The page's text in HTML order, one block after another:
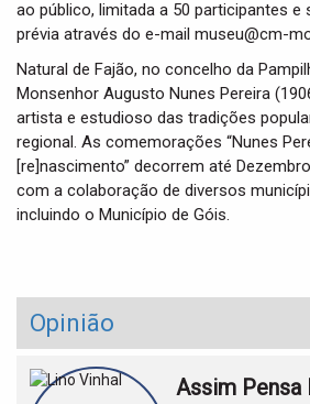
ao público, limitada a 50 participantes e
prévia através do e-mail museu@cm-
Natural de Fajão, no concelho da
Monsenhor Augusto Nunes Pereira
artista e estudioso das tradições
regional. As comemorações “Nunes
[re]nascimento” decorrem até
com a colaboração de diversos
incluindo o Município de Góis.
Opinião
Assim Pensa